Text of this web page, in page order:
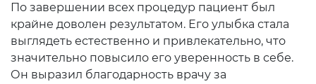
По завершении всех процедур пациент был
крайне доволен результатом. Его улыбка стала
выглядеть естественно и привлекательно, что
значительно повысило его уверенность в себе.
Он выразил благодарность врачу за